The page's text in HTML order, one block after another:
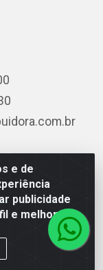
e de
publicidade
e melhorar a
Campos, 42 -
20.920-410 -